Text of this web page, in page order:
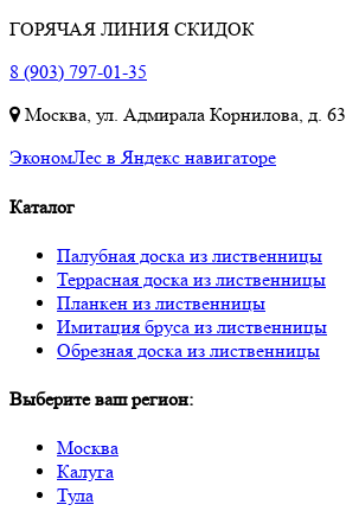
ГОРЯЧАЯ ЛИНИЯ СКИДОК
8 (903) 797-01-35
Москва, ул. Адмирала Корнилова, д. 63
ЭкономЛес в Яндекс навигаторе
Каталог
Палубная доска из лиственницы
Террасная доска из лиственницы
Планкен из лиственницы
Имитация бруса из лиственницы
Обрезная доска из лиственницы
Выберите ваш регион:
Москва
Калуга
Тула